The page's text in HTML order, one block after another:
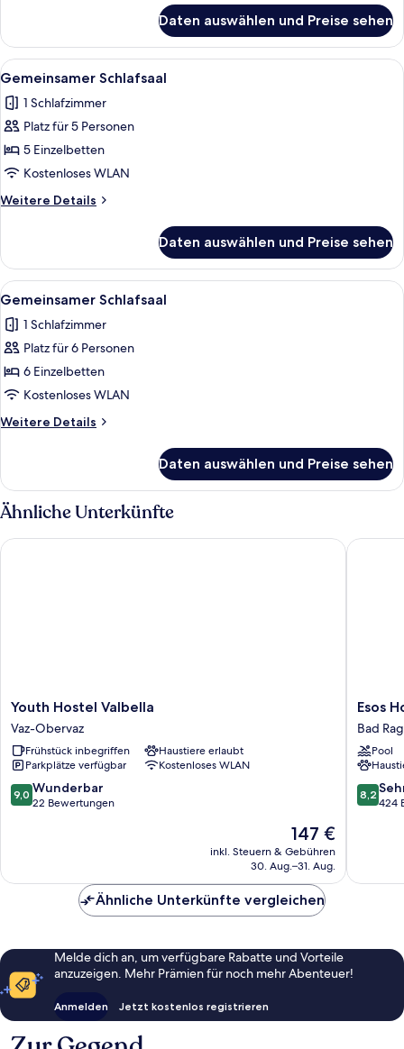
Daten auswählen und Preise sehen
Alle
Fotos
für
Gemeinsamer
Schlafsaal
anzeigen
Ein Zimmer mit drei Betten, einem
2
Gemeinsamer Schlafsaal
1 Schlafzimmer
Platz für 5 Personen
5 Einzelbetten
Kostenloses WLAN
Weitere Details
Weitere
Schlafsaal
Daten auswählen und Preise sehen
Alle
Fotos
für
Gemeinsamer
Schlafsaal
anzeigen
Ein Zimmer mit Etagenbetten,
1
Gemeinsamer Schlafsaal
1 Schlafzimmer
Platz für 6 Personen
6 Einzelbetten
Kostenloses WLAN
Weitere Details
Weitere
Schlafsaal
Daten auswählen und Preise sehen
Ähnliche Unterkünfte
Youth
Hostel
Valbella
Vaz-
Obervaz
Youth Hostel Valbella
Vaz-Obervaz
Frühstück inbegriffen
Haustiere erlaubt
Parkplätze verfügbar
Kostenloses WLAN
9.0
von
9,0 Wunderbar
22 Bewertungen
Der
Preis
beträgt
147 €
inkl. Steuern & Gebühren
30. Aug.–31. Aug.
Youth Hostel Valbella
Esos
Hotel
Quelle
Bad
Ragaz
Esos
Bad
Pool
8.2
von
8,2
424
Esos
Ähnliche Unterkünfte vergleichen
Melde dich an, um verfügbare Rabatte und Vorteile
anzuzeigen. Mehr Prämien für noch mehr Abenteuer!
Anmelden Jetzt kostenlos registrieren